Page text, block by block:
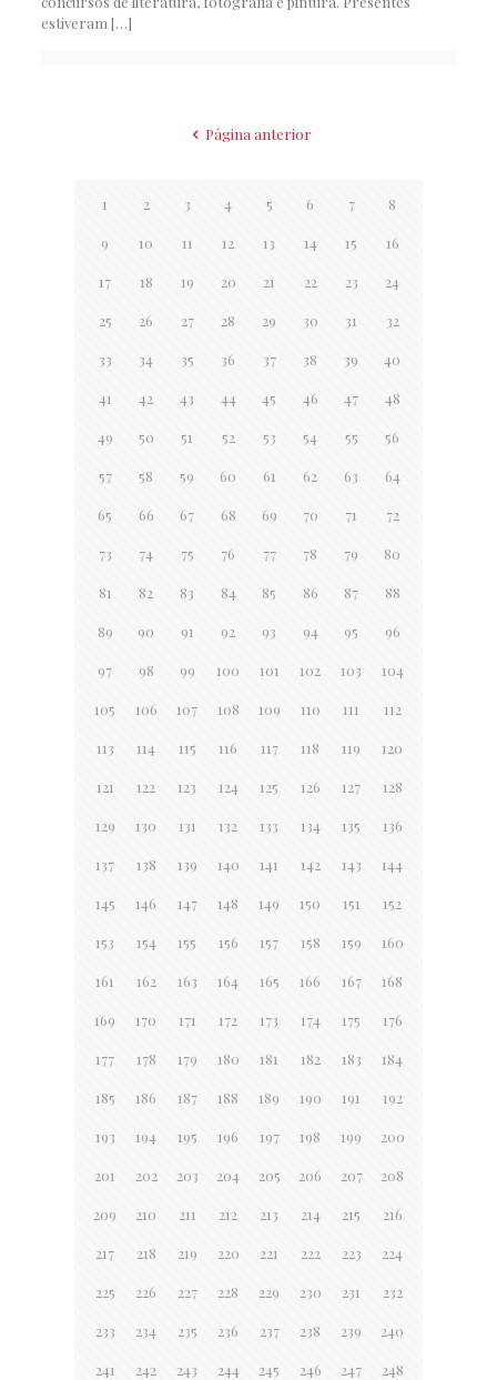
estiveram […]
Página anterior
1 2 3 4 5 6 7 8
9 10 11 12 13 14 15 16
17 18 19 20 21 22 23 24
25 26 27 28 29 30 31 32
33 34 35 36 37 38 39 40
41 42 43 44 45 46 47 48
49 50 51 52 53 54 55 56
57 58 59 60 61 62 63 64
65 66 67 68 69 70 71 72
73 74 75 76 77 78 79 80
81 82 83 84 85 86 87 88
89 90 91 92 93 94 95 96
97 98 99 100 101 102 103 104
105 106 107 108 109 110 111 112
113 114 115 116 117 118 119 120
121 122 123 124 125 126 127 128
129 130 131 132 133 134 135 136
137 138 139 140 141 142 143 144
145 146 147 148 149 150 151 152
153 154 155 156 157 158 159 160
161 162 163 164 165 166 167 168
169 170 171 172 173 174 175 176
177 178 179 180 181 182 183 184
185 186 187 188 189 190 191 192
193 194 195 196 197 198 199 200
201 202 203 204 205 206 207 208
209 210 211 212 213 214 215 216
217 218 219 220 221 222 223 224
225 226 227 228 229 230 231 232
233 234 235 236 237 238 239 240
241 242 243 244 245 246 247 248